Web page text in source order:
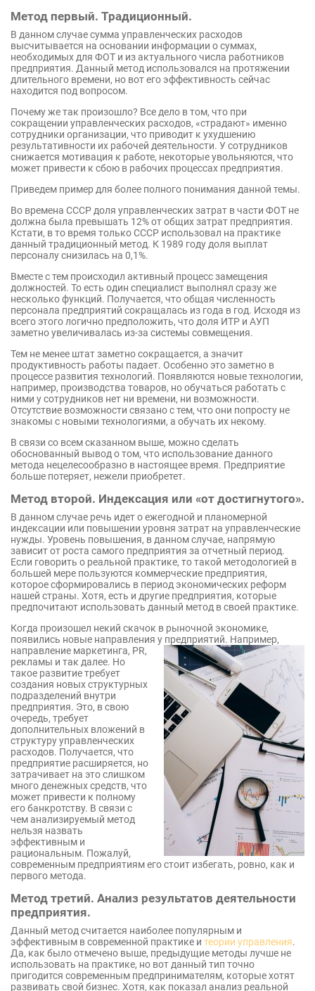
Метод первый. Традиционный.
В данном случае сумма управленческих расходов
высчитывается на основании информации о суммах,
необходимых для ФОТ и из актуального числа работников
предприятия. Данный метод использовался на протяжении
длительного времени, но вот его эффективность сейчас
находится под вопросом.
Почему же так произошло? Все дело в том, что при
сокращении управленческих расходов, «страдают» именно
сотрудники организации, что приводит к ухудшению
результативности их рабочей деятельности. У сотрудников
снижается мотивация к работе, некоторые увольняются, что
может привести к сбою в рабочих процессах предприятия.
Приведем пример для более полного понимания данной темы.
Во времена СССР доля управленческих затрат в части ФОТ не
должна была превышать 12% от общих затрат предприятия.
Кстати, в то время только СССР использовал на практике
данный традиционный метод. К 1989 году доля выплат
персоналу снизилась на 0,1%.
Вместе с тем происходил активный процесс замещения
должностей. То есть один специалист выполнял сразу же
несколько функций. Получается, что общая численность
персонала предприятий сокращалась из года в год. Исходя из
всего этого логично предположить, что доля ИТР и АУП
заметно увеличивалась из-за системы совмещения.
Тем не менее штат заметно сокращается, а значит
продуктивность работы падает. Особенно это заметно в
процессе развития технологий. Появляются новые технологии,
например, производства товаров, но обучаться работать с
ними у сотрудников нет ни времени, ни возможности.
Отсутствие возможности связано с тем, что они попросту не
знакомы с новыми технологиями, а обучать их некому.
В связи со всем сказанном выше, можно сделать
обоснованный вывод о том, что использование данного
метода нецелесообразно в настоящее время. Предприятие
больше потеряет, нежели приобретет.
Метод второй. Индексация или «от достигнутого».
В данном случае речь идет о ежегодной и планомерной
индексации или повышении уровня затрат на управленческие
нужды. Уровень повышения, в данном случае, напрямую
зависит от роста самого предприятия за отчетный период.
Если говорить о реальной практике, то такой методологией в
большей мере пользуются коммерческие предприятия,
которое сформировались в период экономических реформ
нашей страны. Хотя, есть и другие предприятия, которые
предпочитают использовать данный метод в своей практике.
Когда произошел некий скачок в рыночной экономике,
появились новые направления у предприятий. Например,
направление маркетинга, PR,
рекламы и так далее. Но
такое развитие требует
создания новых структурных
подразделений внутри
предприятия. Это, в свою
очередь, требует
дополнительных вложений в
структуру управленческих
расходов. Получается, что
предприятие расширяется, но
затрачивает на это слишком
много денежных средств, что
может привести к полному
его банкротству. В связи с
чем анализируемый метод
нельзя назвать
эффективным и
рациональным. Пожалуй,
современным предприятиям его стоит избегать, ровно, как и
первого метода.
Метод третий. Анализ результатов деятельности
предприятия.
Данный метод считается наиболее популярным и
эффективным в современной практике и теории управления.
Да, как было отмечено выше, предыдущие методы лучше не
использовать на практике, но вот данный тип точно
пригодится современным предпринимателям, которые хотят
развивать свой бизнес. Хотя, как показал анализ реальной